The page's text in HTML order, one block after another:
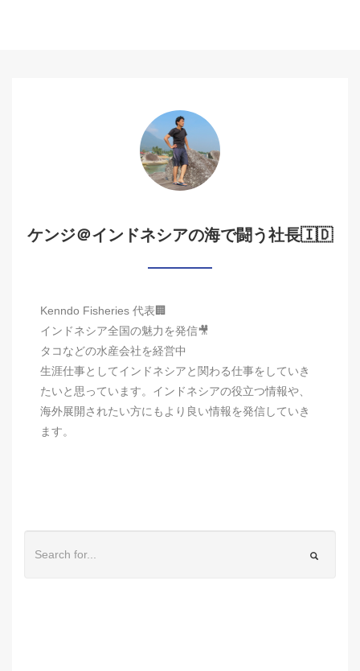
ケンジ＠インドネシアの海で闘う社長🇮🇩
Kenndo Fisheries 代表🏢
インドネシア全国の魅力を発信🎥
タコなどの水産会社を経営中
生涯仕事としてインドネシアと関わる仕事をしていき
たいと思っています。インドネシアの役立つ情報や、
海外展開されたい方にもより良い情報を発信していき
ます。